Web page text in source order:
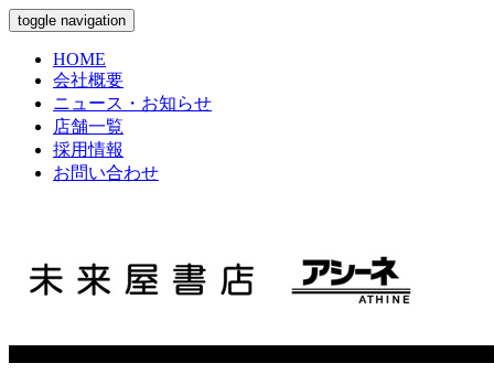
toggle navigation
HOME
会社概要
ニュース・お知らせ
店舗一覧
採用情報
お問い合わせ